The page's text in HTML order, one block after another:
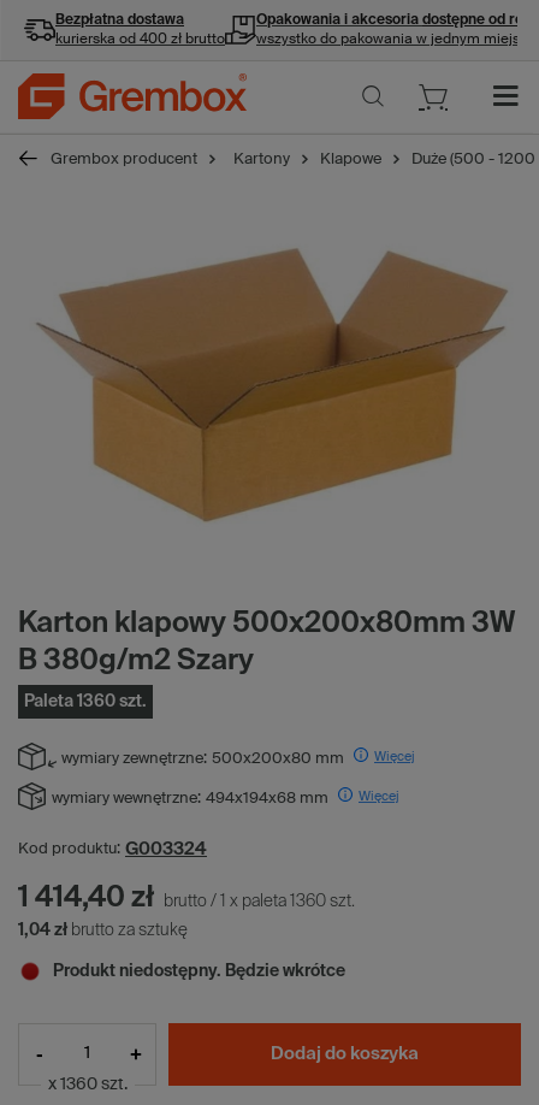
Bezpłatna dostawa
kurierska od 400 zł brutto
Opakowania i akcesoria dostępne od ręki
wszystko do pakowania w jednym miejscu
Grembox producent Kartony Klapowe Duże (500 -
Karton klapowy 500x200x80mm 3W
B 380g/m2 Szary
Paleta 1360 szt.
wymiary zewnętrzne: 500x200x80 mm Więcej
wymiary wewnętrzne: 494x194x68 mm Więcej
Kod produktu: G003324
1 414,40 zł brutto / 1 x paleta 1360 szt.
1,04 zł brutto za sztukę
Produkt niedostępny. Będzie wkrótce
- +
x 1360 szt.
Dodaj do koszyka